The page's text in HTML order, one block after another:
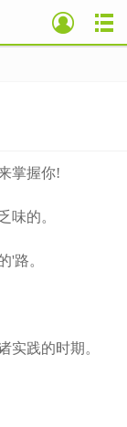
掌握你!
的。
路。
践的时期。